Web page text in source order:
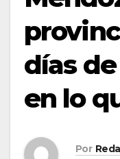
días
en lo
Por